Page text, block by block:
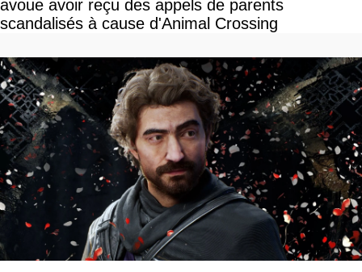
avoue avoir reçu des appels de parents
scandalisés à cause d'Animal Crossing